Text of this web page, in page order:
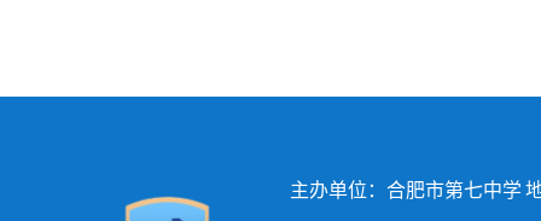
主办单位：合肥市第七中学